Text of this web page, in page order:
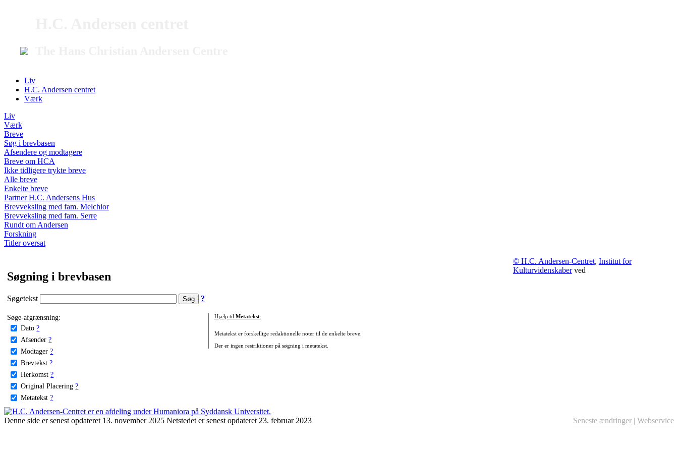
Liv
H.C. Andersen centret
Værk
Liv
Værk
Breve
Søg i brevbasen
Afsendere og modtagere
Breve om HCA
Ikke tidligere trykte breve
Alle breve
Enkelte breve
Partner H.C. Andersens Hus
Brevveksling med fam. Melchior
Brevveksling med fam. Serre
Rundt om Andersen
Forskning
Titler oversat
Søgning i brevbasen
Søgetekst ?
Søge-afgrænsning:
Dato ?
Afsender ?
Modtager ?
Brevtekst ?
Herkomst ?
Original Placering ?
Metatekst ?
Hjælp til Metatekst:
Metatekst er forskellige redaktionelle noter til de enkelte breve.
Der er ingen restriktioner på søgning i metatekst.
© H.C. Andersen-Centret, Institut for
Kulturvidenskaberved
Denne side er senest opdateret 13. november 2025 Netstedet er senest opdateret 23. februar 2023 Seneste ændringer | Webservice